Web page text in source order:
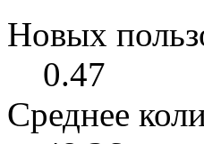
Новых
0.47
Среднее